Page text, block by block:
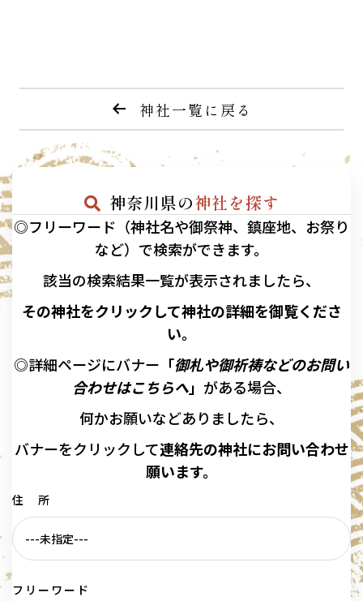
神社一覧に戻る
神奈川県の神社を探す
◎フリーワード（神社名や御祭神、鎮座地、お祭り
など）で検索ができます。
該当の検索結果一覧が表示されましたら、
その神社をクリックして神社の詳細を御覧くださ
い。
◎詳細ページにバナー 「御札や御祈祷などのお問い
合わせはこちらへ」 がある場合、
何かお願いなどありましたら、
バナーをクリックして連絡先の神社にお問い合わせ
願います。
住 所
フリーワード